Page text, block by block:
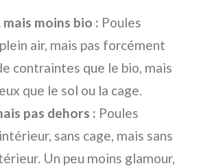
mais moins bio : Poules
air, mais pas forcément
contraintes que le bio, mais
que le sol ou la cage.
pas dehors : Poules
sans cage, mais sans
Un peu moins glamour,